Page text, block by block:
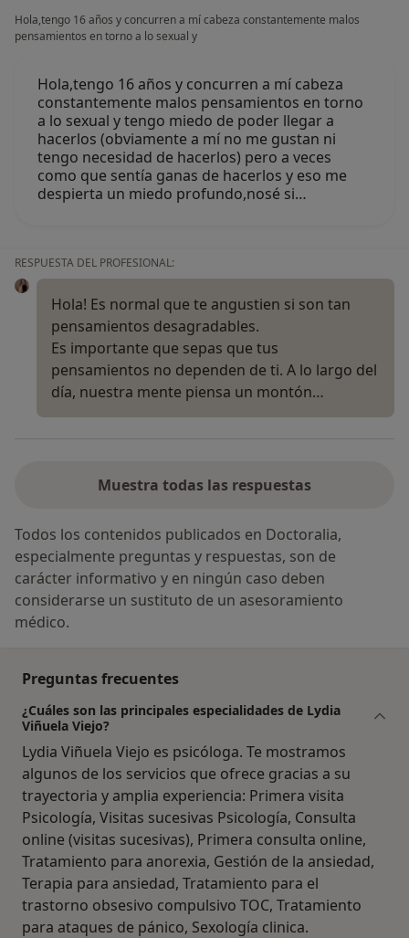
Hola,tengo 16 años y concurren a mí cabeza constantemente malos
pensamientos en torno a lo sexual y
Hola,tengo 16 años y concurren a mí cabeza
constantemente malos pensamientos en torno
a lo sexual y tengo miedo de poder llegar a
hacerlos (obviamente a mí no me gustan ni
tengo necesidad de hacerlos) pero a veces
como que sentía ganas de hacerlos y eso me
despierta un miedo profundo,nosé si…
RESPUESTA DEL PROFESIONAL:
Hola! Es normal que te angustien si son tan
pensamientos desagradables.
Es importante que sepas que tus
pensamientos no dependen de ti. A lo largo del
día, nuestra mente piensa un montón…
Muestra todas las respuestas
Todos los contenidos publicados en Doctoralia,
especialmente preguntas y respuestas, son de
carácter informativo y en ningún caso deben
considerarse un sustituto de un asesoramiento
médico.
Preguntas frecuentes
¿Cuáles son las principales especialidades de Lydia
Viñuela Viejo?
Lydia Viñuela Viejo es psicóloga. Te mostramos
algunos de los servicios que ofrece gracias a su
trayectoria y amplia experiencia: Primera visita
Psicología, Visitas sucesivas Psicología, Consulta
online (visitas sucesivas), Primera consulta online,
Tratamiento para anorexia, Gestión de la ansiedad,
Terapia para ansiedad, Tratamiento para el
trastorno obsesivo compulsivo TOC, Tratamiento
para ataques de pánico, Sexología clinica.